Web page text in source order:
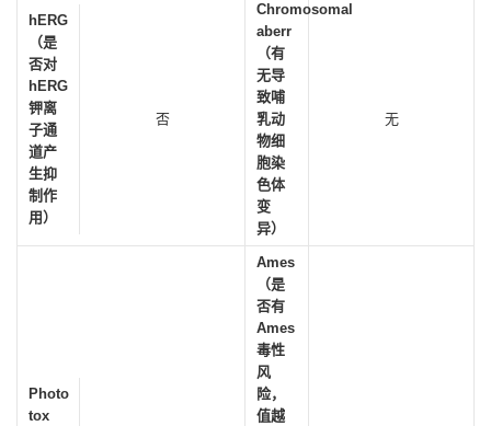
hERG
（是
否对
hERG
钾离
子通
道产
生抑
制作
用）
否
Chromosomal
aberr
（有
无导
致哺
乳动
物细
胞染
色体
变
异）
无
Photo
tox
Ames
（是
否有
Ames
毒性
风
险，
值越